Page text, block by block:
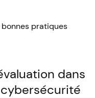
pratiques
dans